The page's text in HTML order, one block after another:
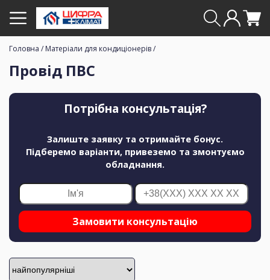
Головна / Матеріали для кондиціонерів/
Провід ПВС
Потрібна консультація?
Залиште заявку та отримайте бонус.
Підберемо варіанти, привеземо та змонтуємо
обладнання.
Замовити консультацію